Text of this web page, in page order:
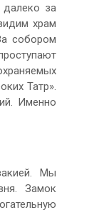
за
храм
собором
Татр».
Именно
Мы
Замок